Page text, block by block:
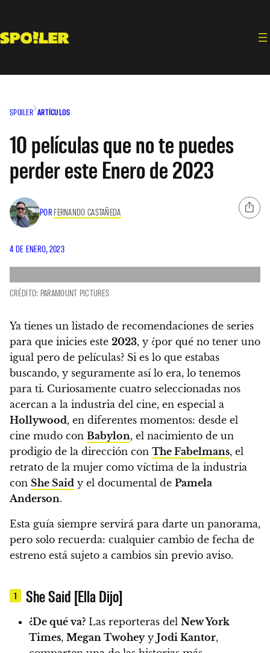
contenido
SPOILER ARTÍCULOS
10 películas que no te puedes
perder este Enero de 2023
POR FERNANDO CASTAÑEDA
4 DE ENERO, 2023
CRÉDITO: PARAMOUNT PICTURES
Ya tienes un listado de recomendaciones de series
para que inicies este 2023, y ¿por qué no tener uno
igual pero de películas? Si es lo que estabas
buscando, y seguramente así lo era, lo tenemos
para ti. Curiosamente cuatro seleccionadas nos
acercan a la industria del cine, en especial a
Hollywood, en diferentes momentos: desde el
cine mudo con Babylon, el nacimiento de un
prodigio de la dirección con The Fabelmans, el
retrato de la mujer como víctima de la industria
con She Said y el documental de Pamela
Anderson.
Esta guía siempre servirá para darte un panorama,
pero solo recuerda: cualquier cambio de fecha de
estreno está sujeto a cambios sin previo aviso.
1 She Said [Ella Dijo]
¿De qué va? Las reporteras del New York
Times, Megan Twoheyy Jodi Kantor,